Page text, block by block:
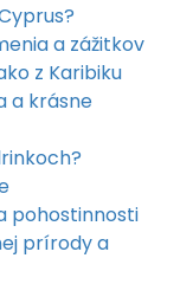
a zážitkov
z Karibiku
a krásne
pohostinnosti
prírody a